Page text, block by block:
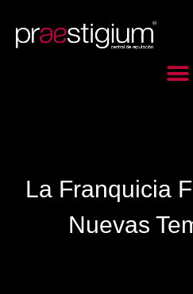
La Franquicia
Nuevas